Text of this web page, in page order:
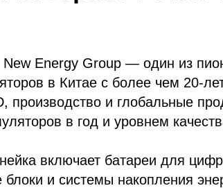
New Energy Group — один из
в Китае с более чем 20-
производство и глобальные
в год и уровнем
включает батареи для
блоки и системы накопления